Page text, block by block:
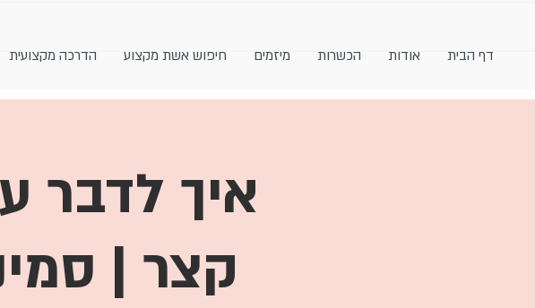
דף הבית אודות הכשרות מיזמים חיפוש אשת מקצוע הדרכה מקצועית
איך לדבר
קצר |